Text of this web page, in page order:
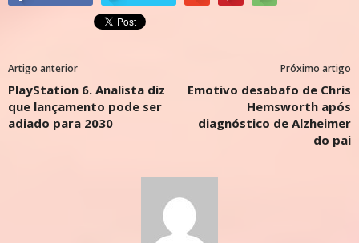
Artigo anterior
PlayStation 6. Analista diz
que lançamento pode ser
adiado para 2030
Próximo artigo
Emotivo desabafo de Chris
Hemsworth após
diagnóstico de Alzheimer
do pai